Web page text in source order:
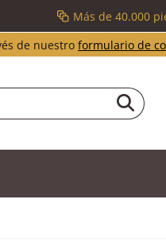
Más de 40.000
de nuestro formulario de